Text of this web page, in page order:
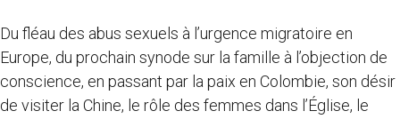
Du fléau des abus sexuels à l’urgence migratoire en
Europe, du prochain synode sur la famille à l’objection de
conscience, en passant par la paix en Colombie, son désir
de visiter la Chine, le rôle des femmes dans l’Église, le